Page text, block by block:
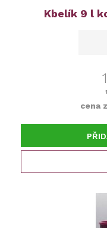
Kbelík 9 l
cena